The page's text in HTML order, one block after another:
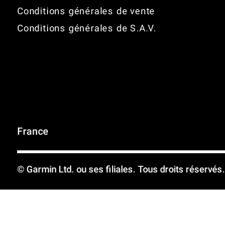
Conditions générales de vente
Conditions générales de S.A.V.
France
© Garmin Ltd. ou ses filiales. Tous droits réservés.